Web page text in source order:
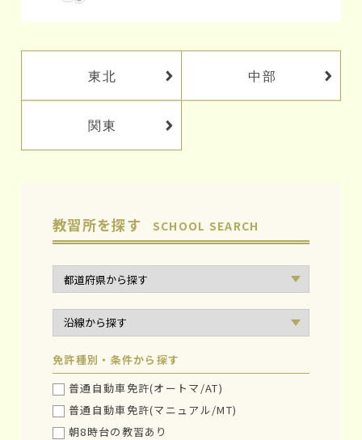
東北 中部
関東
教習所を探す SCHOOL SEARCH
免許種別・条件から探す
普通自動車免許(オートマ/AT)
普通自動車免許(マニュアル/MT)
朝8時台の教習あり